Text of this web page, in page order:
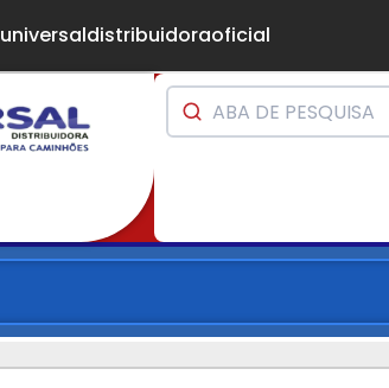
universaldistribuidoraoficial